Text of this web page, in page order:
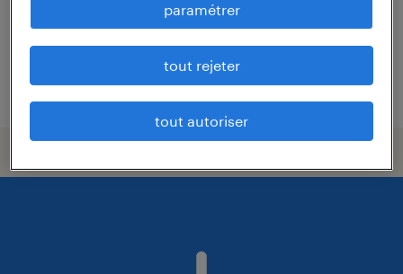
12,39 € par heure
publié le 31 juillet 2026
paramétrer
tout rejeter
tout autoriser